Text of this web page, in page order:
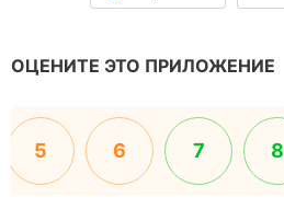
ОЦЕНИТЕ ЭТО ПРИЛОЖЕНИЕ
5 6 7 8